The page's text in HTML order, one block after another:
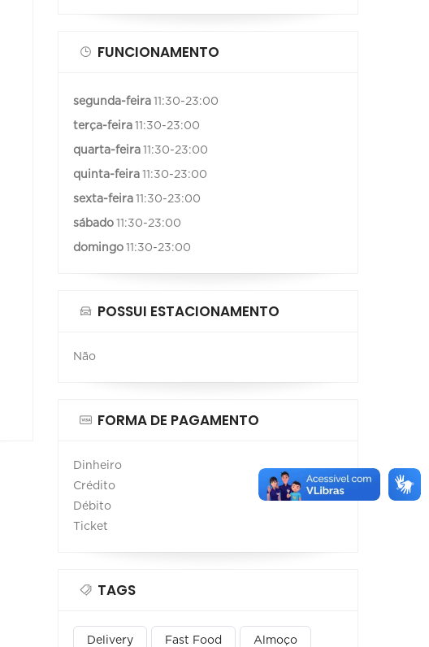
FUNCIONAMENTO
segunda-feira 11:30-23:00
terça-feira 11:30-23:00
quarta-feira 11:30-23:00
quinta-feira 11:30-23:00
sexta-feira 11:30-23:00
sábado 11:30-23:00
domingo 11:30-23:00
POSSUI ESTACIONAMENTO
Não
FORMA DE PAGAMENTO
Dinheiro
Crédito
Débito
Ticket
TAGS
Delivery Fast Food Almoço